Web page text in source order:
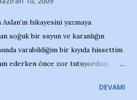
hikayesini yazmaya
soğuk bir suyun ve karanlığın
varabildiğim bir kıyıda hissettim
ederken önce zor tutuyordum
ancak…Kendisinin web
DEVAMI